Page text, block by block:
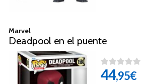
Marvel
Deadpool en el puente
44,95€